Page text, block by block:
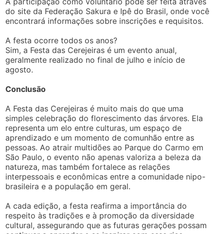
do site da Federação Sakura e Ipê do Brasil, onde você
encontrará informações sobre inscrições e requisitos.
A festa ocorre todos os anos?
Sim, a Festa das Cerejeiras é um evento anual,
geralmente realizado no final de julho e início de
agosto.
Conclusão
A Festa das Cerejeiras é muito mais do que uma
simples celebração do florescimento das árvores. Ela
representa um elo entre culturas, um espaço de
aprendizado e um momento de comunhão entre as
pessoas. Ao atrair multidões ao Parque do Carmo em
São Paulo, o evento não apenas valoriza a beleza da
natureza, mas também fortalece as relações
interpessoais e econômicas entre a comunidade nipo-
brasileira e a população em geral.
A cada edição, a festa reafirma a importância do
respeito às tradições e à promoção da diversidade
cultural, assegurando que as futuras gerações possam